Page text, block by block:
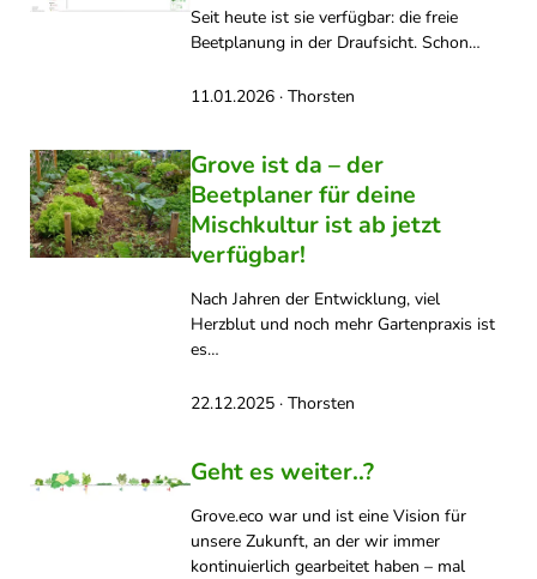
Seit heute ist sie verfügbar: die freie
Beetplanung in der Draufsicht. Schon…
11.01.2026 · Thorsten
Grove ist da – der
Beetplaner für deine
Mischkultur ist ab jetzt
verfügbar!
Nach Jahren der Entwicklung, viel
Herzblut und noch mehr Gartenpraxis ist
es…
22.12.2025 · Thorsten
Geht es weiter..?
Grove.eco war und ist eine Vision für
unsere Zukunft, an der wir immer
kontinuierlich gearbeitet haben – mal